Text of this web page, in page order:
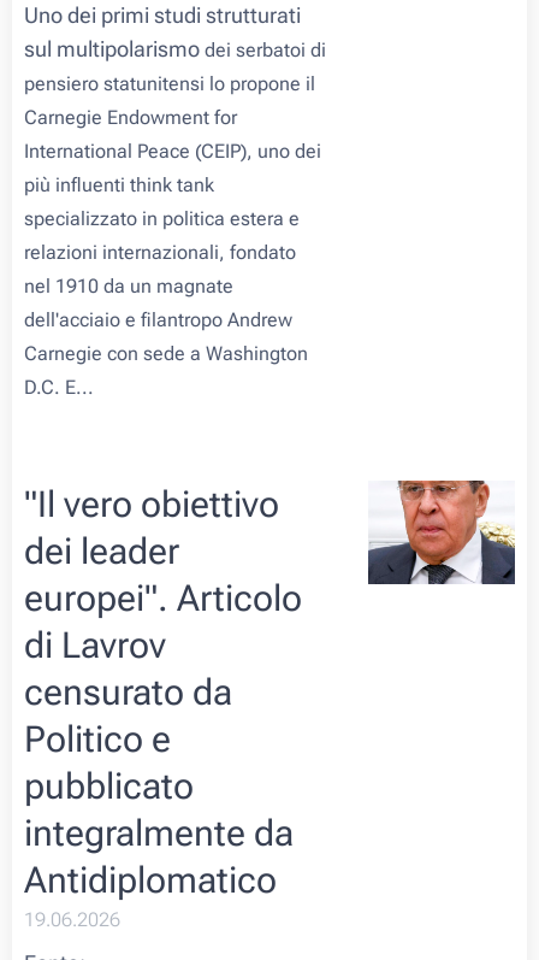
Uno dei primi studi strutturati
sul multipolarismo dei serbatoi di
pensiero statunitensi lo propone il
Carnegie Endowment for
International Peace (CEIP), uno dei
più influenti think tank
specializzato in politica estera e
relazioni internazionali, fondato
nel 1910 da un magnate
dell'acciaio e filantropo Andrew
Carnegie con sede a Washington
D.C. E...
"Il vero obiettivo
dei leader
europei". Articolo
di Lavrov
censurato da
Politico e
pubblicato
integralmente da
Antidiplomatico
19.06.2026